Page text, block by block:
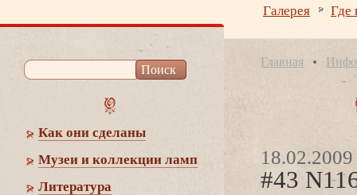
Галерея Где
Как они сделаны
Музеи и коллекции ламп
Литература
Главная
18.02.2009
#43